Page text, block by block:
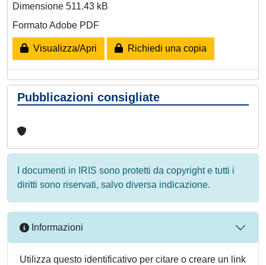
Dimensione 511.43 kB
Formato Adobe PDF
Visualizza/Apri Richiedi una copia
Pubblicazioni consigliate
I documenti in IRIS sono protetti da copyright e tutti i
diritti sono riservati, salvo diversa indicazione.
Informazioni
Utilizza questo identificativo per citare o creare un link